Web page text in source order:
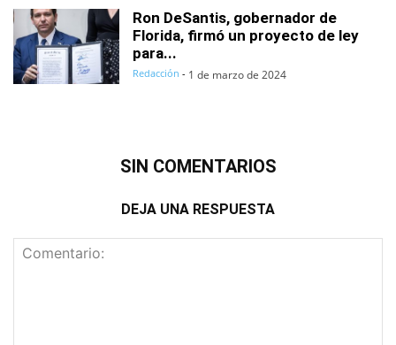
Ron DeSantis, gobernador de
Florida, firmó un proyecto de ley
para...
Redacción - 1 de marzo de 2024
SIN COMENTARIOS
DEJA UNA RESPUESTA